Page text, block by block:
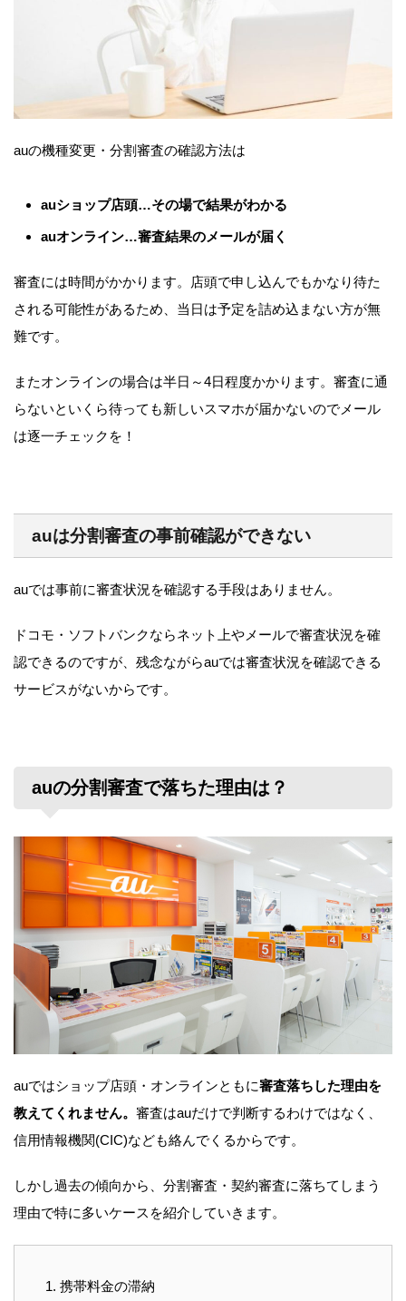
auの機種変更・分割審査の確認方法は
auショップ店頭…その場で結果がわかる
auオンライン…審査結果のメールが届く
審査には時間がかかります。店頭で申し込んでもかなり待た
される可能性があるため、当日は予定を詰め込まない方が無
難です。
またオンラインの場合は半日～4日程度かかります。審査に通
らないといくら待っても新しいスマホが届かないのでメール
は逐一チェックを！
auは分割審査の事前確認ができない
auでは事前に審査状況を確認する手段はありません。
ドコモ・ソフトバンクならネット上やメールで審査状況を確
認できるのですが、残念ながらauでは審査状況を確認できる
サービスがないからです。
auの分割審査で落ちた理由は？
auではショップ店頭・オンラインともに審査落ちした理由を
教えてくれません。 審査はauだけで判断するわけではなく、
信用情報機関(CIC)なども絡んでくるからです。
しかし過去の傾向から、分割審査・契約審査に落ちてしまう
理由で特に多いケースを紹介していきます。
携帯料金の滞納